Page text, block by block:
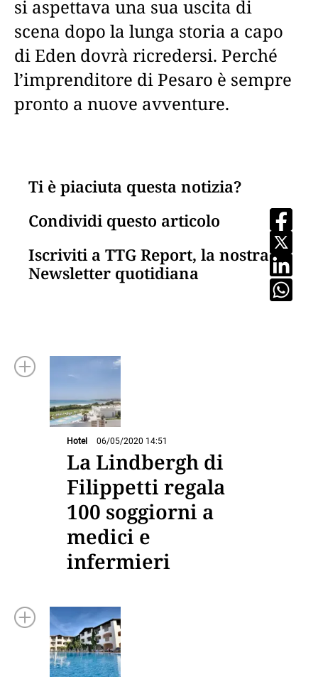
si aspettava una sua uscita di
scena dopo la lunga storia a capo
di Eden dovrà ricredersi. Perché
l’imprenditore di Pesaro è sempre
pronto a nuove avventure.
Ti è piaciuta questa notizia?
Condividi questo articolo
Iscriviti a TTG Report, la nostra
Newsletter quotidiana
Hotel 06/05/2020 14:51
La Lindbergh di
Filippetti regala
100 soggiorni a
medici e
infermieri